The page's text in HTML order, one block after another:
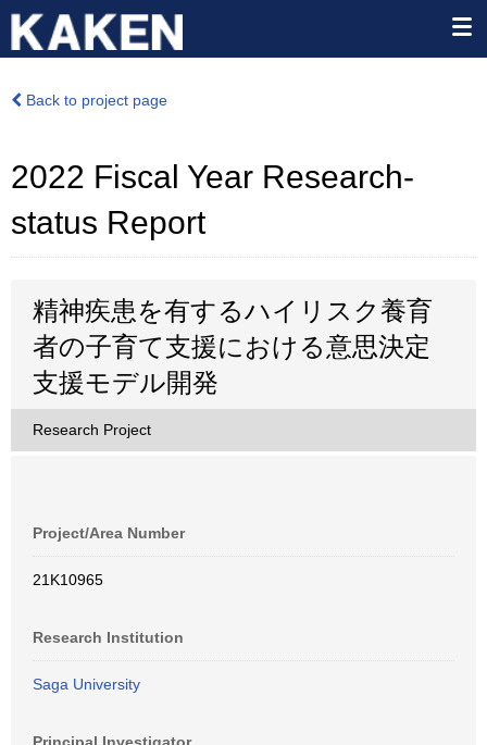
Back to project page
2022 Fiscal Year Research-
status Report
精神疾患を有するハイリスク養育
者の子育て支援における意思決定
支援モデル開発
Research Project
Project/Area Number
21K10965
Research Institution
Saga University